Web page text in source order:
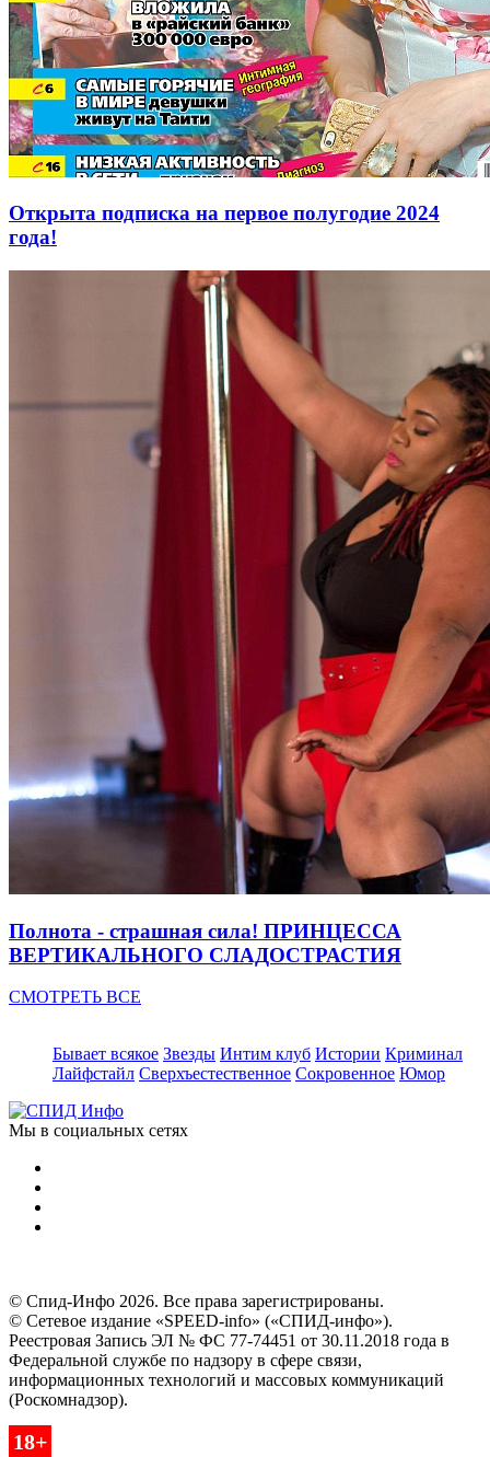
Открыта подписка на первое полугодие 2024
года!
Полнота - страшная сила! ПРИНЦЕССА
ВЕРТИКАЛЬНОГО СЛАДОСТРАСТИЯ
СМОТРЕТЬ ВСЕ
Бывает всякое Звезды Интим клуб Истории Криминал
Лайфстайл Сверхъестественное Сокровенное Юмор
Мы в социальных сетях
© Спид-Инфо 2026. Все права зарегистрированы.
© Сетевое издание «SPEED-info» («СПИД-инфо»).
Реестровая Запись ЭЛ № ФС 77-74451 от 30.11.2018 года в
Федеральной службе по надзору в сфере связи,
информационных технологий и массовых коммуникаций
(Роскомнадзор).
18+